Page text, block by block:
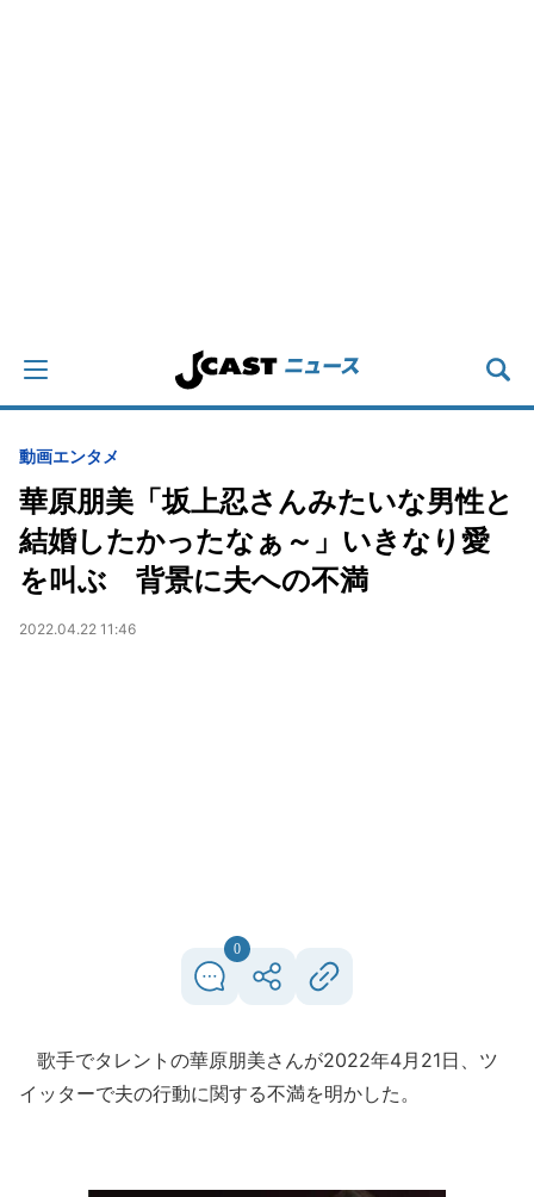
動画エンタメ
華原朋美「坂上忍さんみたいな男性と
結婚したかったなぁ～」いきなり愛
を叫ぶ 背景に夫への不満
2022.04.22 11:46
0
歌手でタレントの華原朋美さんが2022年4月21日、ツ
イッターで夫の行動に関する不満を明かした。